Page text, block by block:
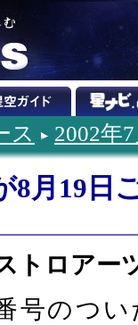
ス 2002年
8月19日
トロアー
号のつ